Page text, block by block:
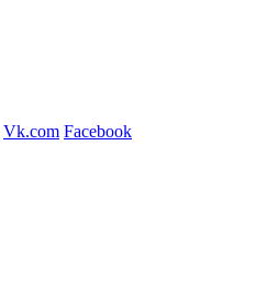
Vk.com Facebook